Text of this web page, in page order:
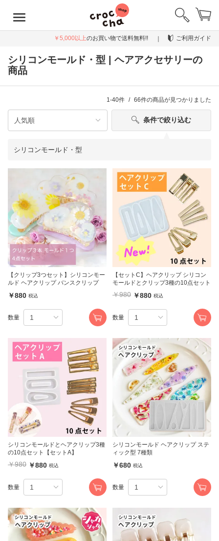
￥5,000以上のお買い物で送料無料!! ご利用ガイド
シリコンモールド・型 | ヘアアクセサリーの
商品
1-40件 66件の商品が見つかりました
条件で絞り込む
シリコンモールド・型
【クリップ3つセット】シリコンモー
ルド ヘアクリップ バンスクリップ
￥880 税込
数量
【セットC】ヘアクリップ シリコン
モールドとクリップ3種の10点セット
￥980 ￥880 税込
数量
シリコンモールドとヘアクリップ3種
の10点セット【セットA】
￥980 ￥880 税込
数量
シリコンモールド ヘアクリップ ステ
ィック型 7種類
￥680 税込
数量